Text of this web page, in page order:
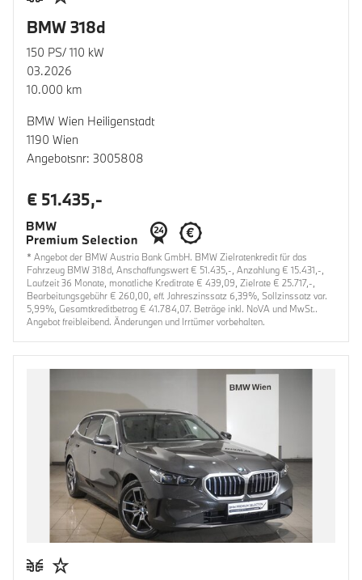
BMW 318d
150 PS/ 110 kW
03.2026
10.000 km
BMW Wien Heiligenstadt
1190 Wien
Angebotsnr: 3005808
€ 51.435,-
* Angebot der BMW Austria Bank GmbH. BMW Zielratenkredit für das
Fahrzeug BMW 318d, Anschaffungswert € 51.435,-, Anzahlung € 15.431,-,
Laufzeit 36 Monate, monatliche Kreditrate € 439,09, Zielrate € 25.717,-,
Bearbeitungsgebühr € 260,00, eff. Jahreszinssatz 6,39%, Sollzinssatz var.
5,99%, Gesamtkreditbetrag € 41.784,07. Beträge inkl. NoVA und MwSt..
Angebot freibleibend. Änderungen und Irrtümer vorbehalten.